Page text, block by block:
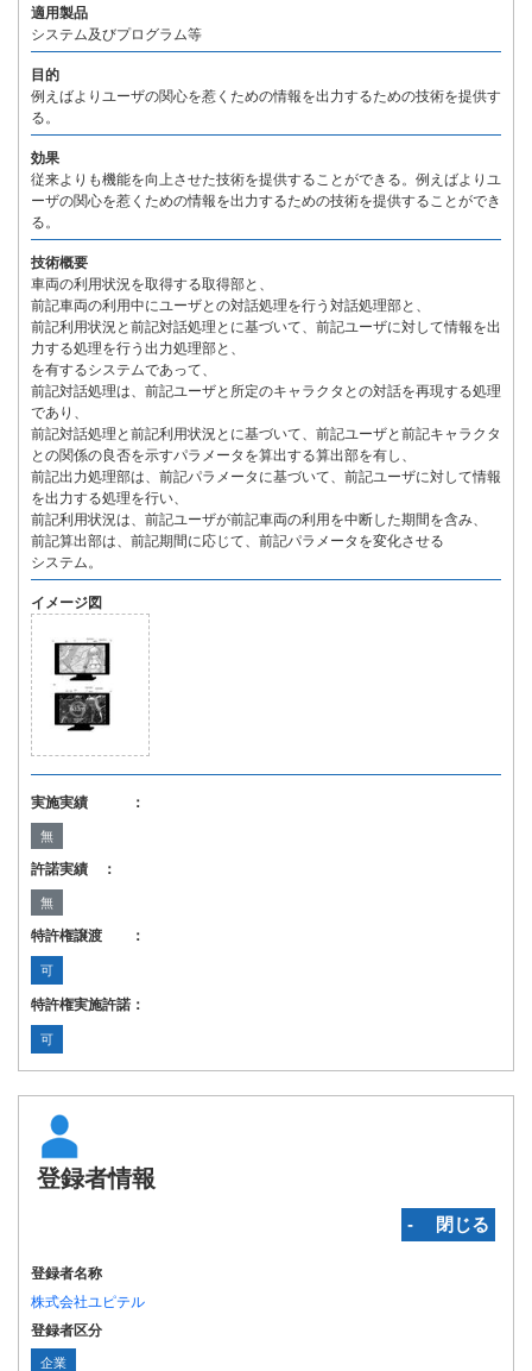
適用製品
システム及びプログラム等
目的
例えばよりユーザの関心を惹くための情報を出力するための技術を提供す
る。
効果
従来よりも機能を向上させた技術を提供することができる。例えばよりユ
ーザの関心を惹くための情報を出力するための技術を提供することができ
る。
技術概要
車両の利用状況を取得する取得部と、
前記車両の利用中にユーザとの対話処理を行う対話処理部と、
前記利用状況と前記対話処理とに基づいて、前記ユーザに対して情報を出
力する処理を行う出力処理部と、
を有するシステムであって、
前記対話処理は、前記ユーザと所定のキャラクタとの対話を再現する処理
であり、
前記対話処理と前記利用状況とに基づいて、前記ユーザと前記キャラクタ
との関係の良否を示すパラメータを算出する算出部を有し、
前記出力処理部は、前記パラメータに基づいて、前記ユーザに対して情報
を出力する処理を行い、
前記利用状況は、前記ユーザが前記車両の利用を中断した期間を含み、
前記算出部は、前記期間に応じて、前記パラメータを変化させる
システム。
イメージ図
実施実績 ：
無
許諾実績 ：
無
特許権譲渡 ：
可
特許権実施許諾：
可
登録者情報
‐ 閉じる
登録者名称
株式会社ユピテル
登録者区分
企業